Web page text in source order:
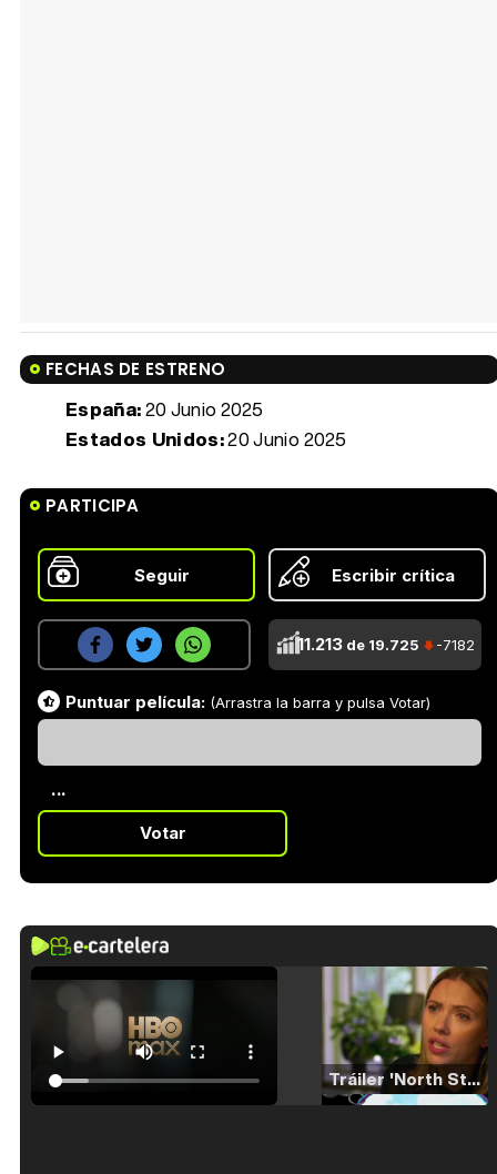
FECHAS DE ESTRENO
España:20 Junio 2025
Estados Unidos:20 Junio 2025
PARTICIPA
Seguir Escribir crítica
11.213 de 19.725 -7182
Puntuar película: (Arrastra la barra y pulsa Votar)
...
Votar
Tráiler 'North Star' (2023)